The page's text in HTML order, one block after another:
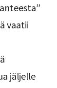
vaatii
jäljelle